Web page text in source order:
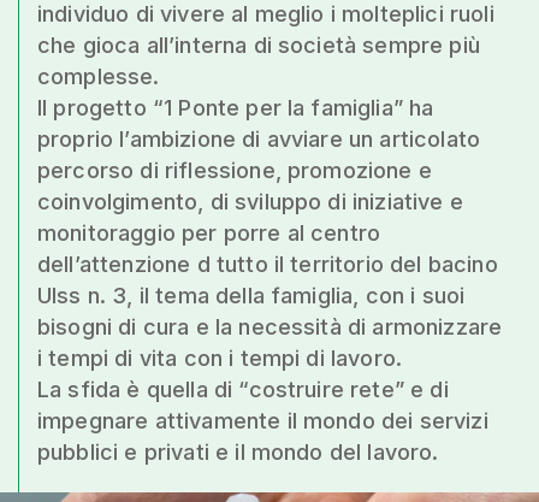
individuo di vivere al meglio i molteplici ruoli
che gioca all’interna di società sempre più
complesse.
Il progetto “1 Ponte per la famiglia” ha
proprio l’ambizione di avviare un articolato
percorso di riflessione, promozione e
coinvolgimento, di sviluppo di iniziative e
monitoraggio per porre al centro
dell’attenzione d tutto il territorio del bacino
Ulss n. 3, il tema della famiglia, con i suoi
bisogni di cura e la necessità di armonizzare
i tempi di vita con i tempi di lavoro.
La sfida è quella di “costruire rete” e di
impegnare attivamente il mondo dei servizi
pubblici e privati e il mondo del lavoro.